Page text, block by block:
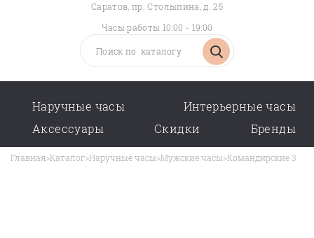
Саратов, пр. Столыпина, д. 25
Часы работы 10:00 - 19:00
Наручные часы
Интерьерные часы
Аксессуары
Скидки Бренды
Главная>Каталог>Наручные часы>Мужские часы>Командирские 3